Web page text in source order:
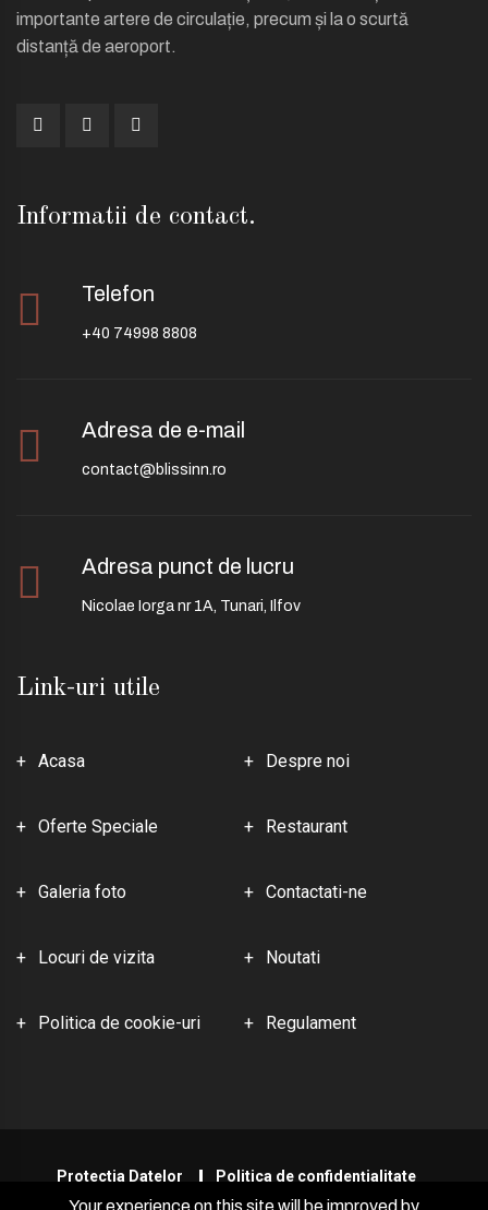
importante artere de circulație, precum și la o scurtă
distanță de aeroport.
Link-uri utile
Acasa Despre noi
Oferte Speciale Restaurant
Galeria foto Contactati-ne
Locuri de vizita Noutati
Politica de cookie-uri Regulament
Informatii de contact.
Telefon
+40 74998 8808
Adresa de e-mail
contact@blissinn.ro
Adresa punct de lucru
Nicolae Iorga nr 1A, Tunari, Ilfov
Protectia Datelor Politica de confidențialitate
Your experience on this site will be improved by